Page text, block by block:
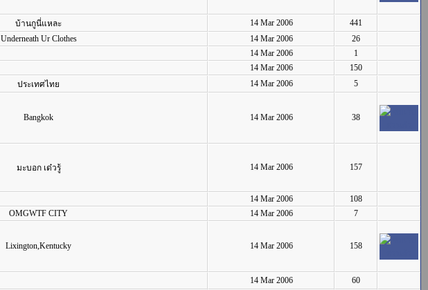
บ้านกูนี่แหละ 14 Mar 2006
441
Underneath Ur Clothes 14 Mar 2006
26
14 Mar 2006
1
14 Mar 2006
150
ประเทศไทย 14 Mar 2006 5
Bangkok 14 Mar 2006 38
มะบอก เด๋วรู้ 14 Mar 2006 157
14 Mar 2006
108
OMGWTF CITY 14 Mar 2006 7
Lixington,Kentucky 14 Mar 2006 158
14 Mar 2006 60